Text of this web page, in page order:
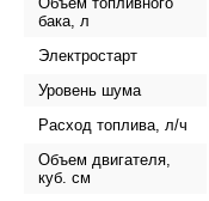
бака, л
Электростарт
Уровень шума
Расход топлива, л/ч
Объем двигателя,
куб. см